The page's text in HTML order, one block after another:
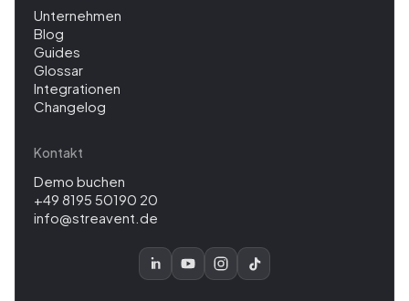
Unternehmen
Blog
Guides
Glossar
Integrationen
Changelog
Kontakt
Demo buchen
+49 8195 50190 20
info@streavent.de